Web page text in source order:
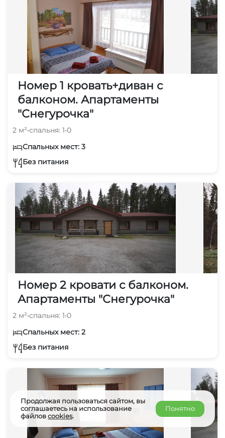
Номер 1 кровать+диван с
балконом. Апартаменты
"Снегурочка"
2 м²•спальня: 1•0
Спальных мест: 3
Без питания
Номер 2 кровати с балконом.
Апартаменты "Снегурочка"
2 м²•спальня: 1•0
Спальных мест: 2
Без питания
Продолжая пользоваться сайтом, вы
соглашаетесь на использование
файловcookies.
Понятно